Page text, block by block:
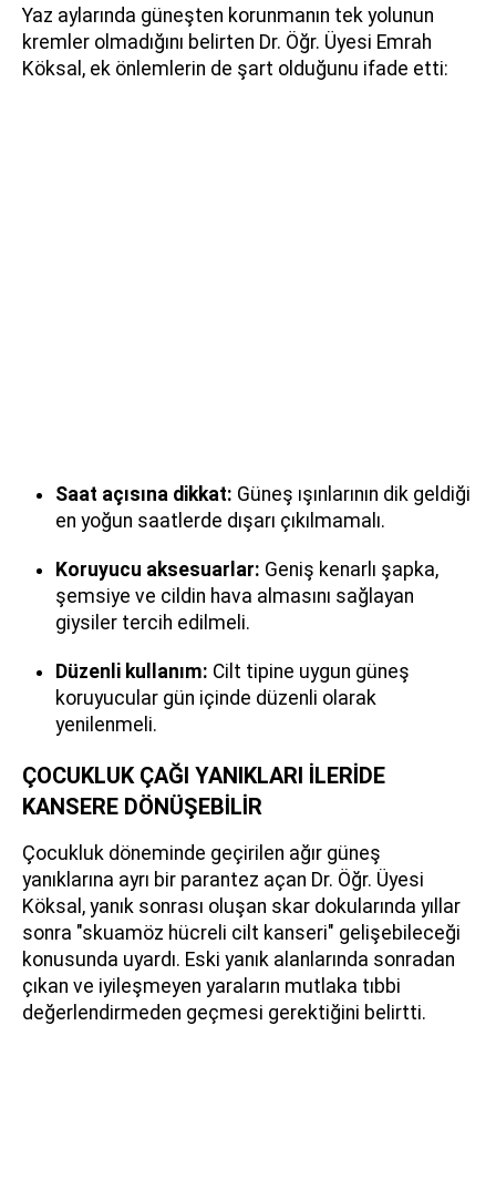
Yaz aylarında güneşten korunmanın tek yolunun
kremler olmadığını belirten Dr. Öğr. Üyesi Emrah
Köksal, ek önlemlerin de şart olduğunu ifade etti:
Saat açısına dikkat: Güneş ışınlarının dik geldiği
en yoğun saatlerde dışarı çıkılmamalı.
Koruyucu aksesuarlar: Geniş kenarlı şapka,
şemsiye ve cildin hava almasını sağlayan
giysiler tercih edilmeli.
Düzenli kullanım: Cilt tipine uygun güneş
koruyucular gün içinde düzenli olarak
yenilenmeli.
ÇOCUKLUK ÇAĞI YANIKLARI İLERİDE
KANSERE DÖNÜŞEBİLİR
Çocukluk döneminde geçirilen ağır güneş
yanıklarına ayrı bir parantez açan Dr. Öğr. Üyesi
Köksal, yanık sonrası oluşan skar dokularında yıllar
sonra "skuamöz hücreli cilt kanseri" gelişebileceği
konusunda uyardı. Eski yanık alanlarında sonradan
çıkan ve iyileşmeyen yaraların mutlaka tıbbi
değerlendirmeden geçmesi gerektiğini belirtti.